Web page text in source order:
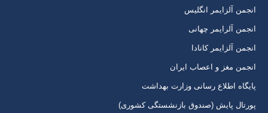
پنجره
جدید
پنجره
جدید
پنجره
جدید
پنجره
جدید
انجمن آلزایمر انگلیس
انجمن آلرایمر چهانی
انجمن آلزایمر کانادا
انجمن مغز و اعصاب ایران
پایگاه اطلاع رسانی وزارت بهداشت
پورتال پایش (صندوق بازنشستگی کشوری)